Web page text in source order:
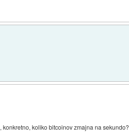
koliko bitcoinov zmajna na sekundo?